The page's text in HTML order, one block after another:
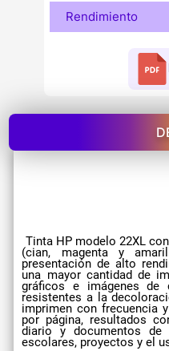
Rendimiento
Tinta HP modelo 22XL
(cian, magenta y
presentación de alto
una mayor cantidad de
gráficos e imágenes de
resistentes a la
imprimen con frecuencia
por página, resultados
diario y documentos
escolares, proyectos y el